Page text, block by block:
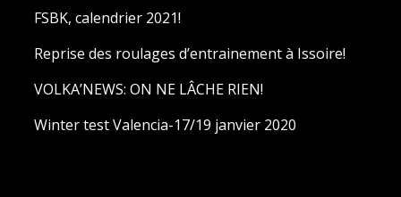
FSBK, calendrier 2021!
Reprise des roulages d’entrainement à Issoire!
VOLKA’NEWS: ON NE LÂCHE RIEN!
Winter test Valencia-17/19 janvier 2020